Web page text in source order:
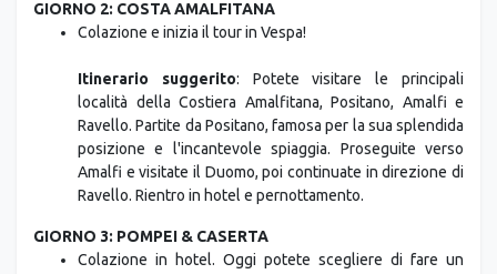
Colazione e inizia il tour in Vespa!
località della Costiera Amalfitana, Positano, Amalfi e
Ravello. Partite da Positano, famosa per la sua splendida
posizione e l'incantevole spiaggia. Proseguite verso
Amalfi e visitate il Duomo, poi continuate in direzione di
Ravello. Rientro in hotel e pernottamento.
Colazione in hotel. Oggi potete scegliere di fare un
tuffo in mare, rilassarvi oppure visitare Pompei e